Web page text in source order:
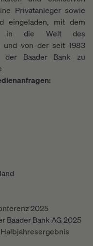
Privatanleger sowie
eingeladen, mit dem
in die Welt des
und von der seit 1983
der Baader Bank zu
2025
Baader Bank AG 2025